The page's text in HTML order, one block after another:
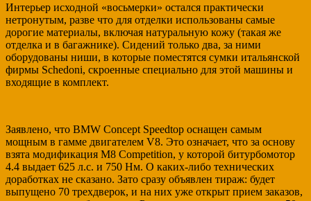
Интерьер исходной «восьмерки» остался практически
нетронутым, разве что для отделки использованы самые
дорогие материалы, включая натуральную кожу (такая же
отделка и в багажнике). Сидений только два, за ними
оборудованы ниши, в которые поместятся сумки итальянской
фирмы Schedoni, скроенные специально для этой машины и
входящие в комплект.
Заявлено, что BMW Concept Speedtop оснащен самым
мощным в гамме двигателем V8. Это означает, что за основу
взята модификация M8 Competition, у которой битурбомотор
4.4 выдает 625 л.с. и 750 Нм. О каких-либо технических
доработках не сказано. Зато сразу объявлен тираж: будет
выпущено 70 трехдверок, и на них уже открыт прием заказов,